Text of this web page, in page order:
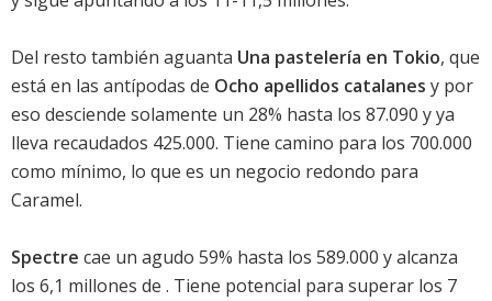
Del resto también aguanta Una pastelería en Tokio, que
está en las antípodas de Ocho apellidos catalanes y por
eso desciende solamente un 28% hasta los 87.090 y ya
lleva recaudados 425.000. Tiene camino para los 700.000
como mínimo, lo que es un negocio redondo para
Caramel.
Spectre cae un agudo 59% hasta los 589.000 y alcanza
los 6,1 millones de . Tiene potencial para superar los 7